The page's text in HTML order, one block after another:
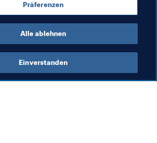
Nigeria CAF South Africa
Präferenzen
Alle ablehnen
Einverstanden